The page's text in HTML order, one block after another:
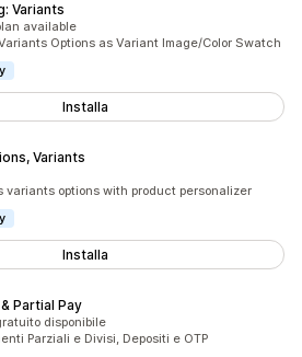
Variants
available
Options as Variant Image/Color Swatch
Installa
Variants
variants options with product personalizer
Installa
Partial Pay
disponibile
Parziali e Divisi, Depositi e OTP